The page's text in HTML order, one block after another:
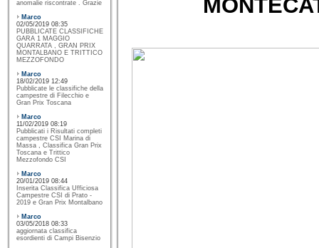
anomalie riscontrate . Grazie
Marco
02/05/2019 08:35
PUBBLICATE CLASSIFICHE
GARA 1 MAGGIO
QUARRATA , GRAN PRIX
MONTALBANO E TRITTICO
MEZZOFONDO
Marco
18/02/2019 12:49
Pubblicate le classifiche della
campestre di Filecchio e
Gran Prix Toscana
Marco
11/02/2019 08:19
Pubblicati i Risultati completi
campestre CSI Marina di
Massa , Classifica Gran Prix
Toscana e Trittico
Mezzofondo CSI
Marco
20/01/2019 08:44
Inserita Classifica Ufficiosa
Campestre CSI di Prato -
2019 e Gran Prix Montalbano
Marco
03/05/2018 08:33
aggiornata classifica
esordienti di Campi Bisenzio